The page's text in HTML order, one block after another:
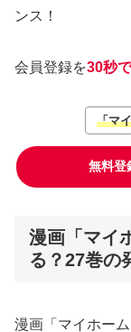
ンス！
会員登録を30秒
「マ
無料登
漫画「マイ
る？27巻の
漫画「マイホー